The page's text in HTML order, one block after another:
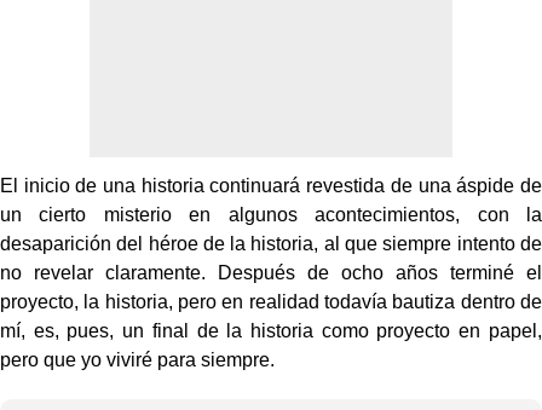
El inicio de una historia continuará revestida de una áspide de
un cierto misterio en algunos acontecimientos, con la
desaparición del héroe de la historia, al que siempre intento de
no revelar claramente. Después de ocho años terminé el
proyecto, la historia, pero en realidad todavía bautiza dentro de
mí, es, pues, un final de la historia como proyecto en papel,
pero que yo viviré para siempre.